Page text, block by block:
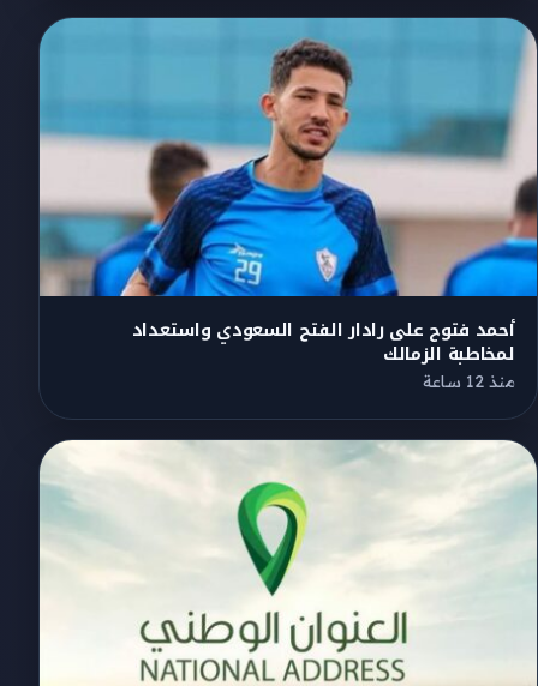
أحمد فتوح على رادار الفتح السعودي واستعداد
لمخاطبة الزمالك
منذ 12 ساعة